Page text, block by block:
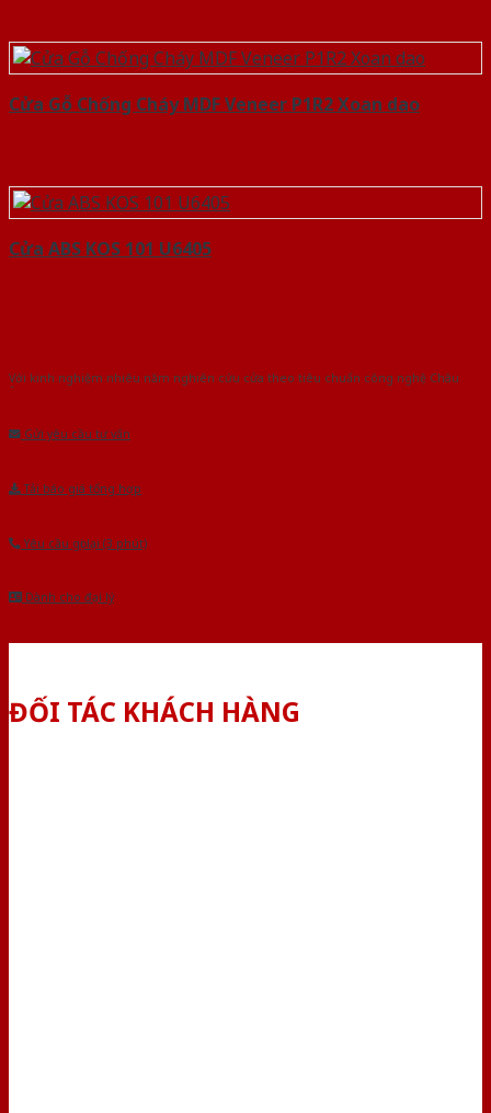
Cửa Gỗ Chống Cháy MDF Veneer P1R2 Xoan dao
Cửa ABS KOS 101 U6405
Với kinh nghiệm nhiêu năm nghiên cứu cửa theo tiêu chuẩn công nghệ Châu
Gửi yêu cầu tư vấn
Tải báo giá tổng hợp
Yêu cầu gọi lại (3 phút)
Dành cho đại lý
ĐỐI TÁC KHÁCH HÀNG